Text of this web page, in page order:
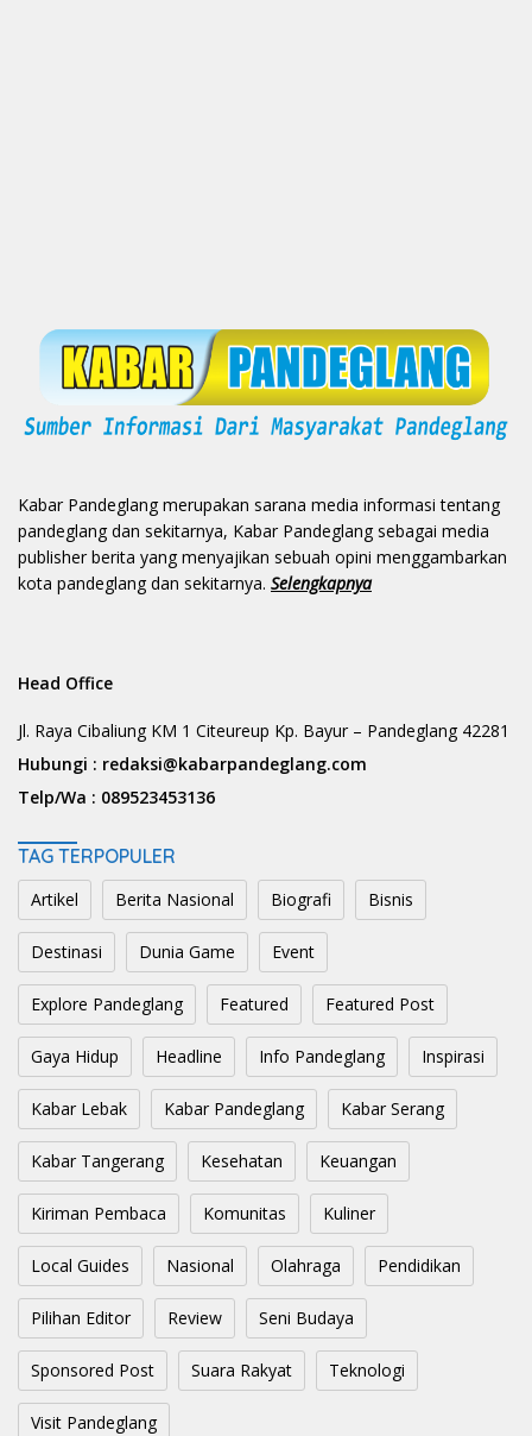
Kabar Pandeglang merupakan sarana media informasi tentang
pandeglang dan sekitarnya, Kabar Pandeglang sebagai media
publisher berita yang menyajikan sebuah opini menggambarkan
kota pandeglang dan sekitarnya. Selengkapnya
Head Office
Jl. Raya Cibaliung KM 1 Citeureup Kp. Bayur – Pandeglang 42281
Hubungi : redaksi@kabarpandeglang.com
Telp/Wa : 089523453136
TAG TERPOPULER
Artikel Berita Nasional Biografi Bisnis
Destinasi Dunia Game Event
Explore Pandeglang Featured Featured Post
Gaya Hidup Headline Info Pandeglang Inspirasi
Kabar Lebak Kabar Pandeglang Kabar Serang
Kabar Tangerang Kesehatan Keuangan
Kiriman Pembaca Komunitas Kuliner
Local Guides Nasional Olahraga Pendidikan
Pilihan Editor Review Seni Budaya
Sponsored Post Suara Rakyat Teknologi
Visit Pandeglang